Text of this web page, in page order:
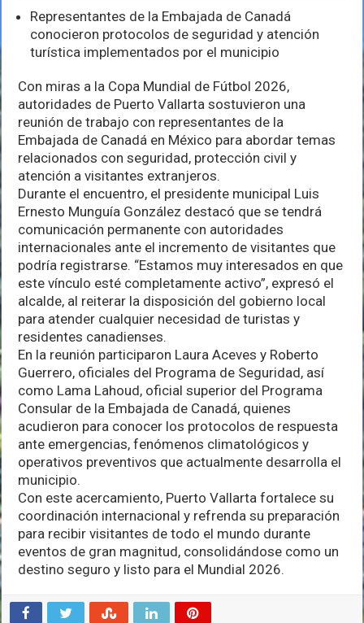
Vallarta
fortalece
coordinación
con
rumbo
al
Mundial
2026
Representantes de la Embajada de Canadá
conocieron protocolos de seguridad y atención
turística implementados por el municipio
Con miras a la Copa Mundial de Fútbol 2026,
autoridades de Puerto Vallarta sostuvieron una
reunión de trabajo con representantes de la
Embajada de Canadá en México para abordar temas
relacionados con seguridad, protección civil y
atención a visitantes extranjeros.
Durante el encuentro, el presidente municipal Luis
Ernesto Munguía González destacó que se tendrá
comunicación permanente con autoridades
internacionales ante el incremento de visitantes que
podría registrarse. “Estamos muy interesados en que
este vínculo esté completamente activo”, expresó el
alcalde, al reiterar la disposición del gobierno local
para atender cualquier necesidad de turistas y
residentes canadienses.
En la reunión participaron Laura Aceves y Roberto
Guerrero, oficiales del Programa de Seguridad, así
como Lama Lahoud, oficial superior del Programa
Consular de la Embajada de Canadá, quienes
acudieron para conocer los protocolos de respuesta
ante emergencias, fenómenos climatológicos y
operativos preventivos que actualmente desarrolla el
municipio.
Con este acercamiento, Puerto Vallarta fortalece su
coordinación internacional y refrenda su preparación
para recibir visitantes de todo el mundo durante
eventos de gran magnitud, consolidándose como un
destino seguro y listo para el Mundial 2026.